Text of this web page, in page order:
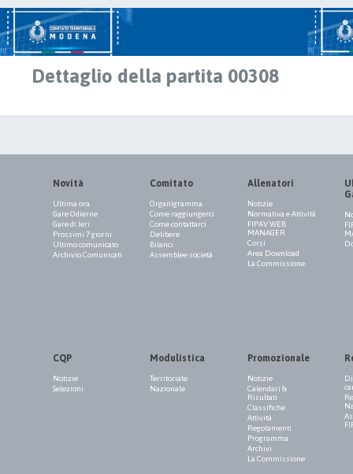
Dettaglio della partita 00308
Novità
Ultima ora
Gare Odierne
Gare di Ieri
Prossimi 7 giorni
Ultimo comunicato
Archivio Comunicati
Comitato
Organigramma
Come raggiungerci
Come contattarci
Delibere
Bilanci
Assemblee società
Allenatori
Notizie
Normativa e Attività
FIPAV WEB
MANAGER
Corsi
Area Download
La Commissione
CQP
Notizie
Selezioni
Modulistica
Territoriale
Nazionale
Promozionale
Notizie
Calendari &
Risultati
Classifiche
Attività
Regolamenti
Programma
Archivi
La Commissione